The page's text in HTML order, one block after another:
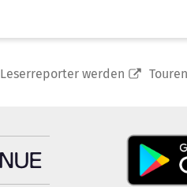
Leserreporter werden